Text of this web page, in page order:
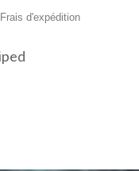
Frais d'expédition